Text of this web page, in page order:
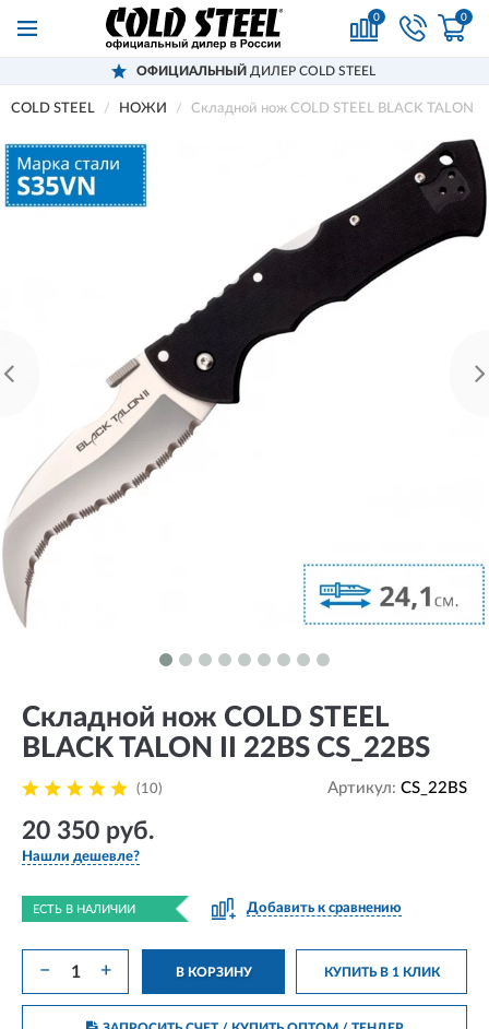
0 0
ОФИЦИАЛЬНЫЙДИЛЕР COLD STEEL
COLD STEEL НОЖИ Складной нож COLD STEEL BLACK TALON II
Складной нож COLD STEEL
BLACK TALON II 22BS CS_22BS
(10) Артикул: CS_22BS
20 350 руб.
Нашли дешевле?
ЕСТЬ В НАЛИЧИИ Добавить к сравнению
− + В КОРЗИНУ КУПИТЬ В 1 КЛИК